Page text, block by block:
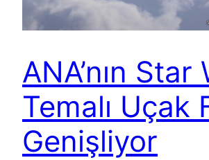
ANA’nın Star
Temalı Uçak
Genişliyor